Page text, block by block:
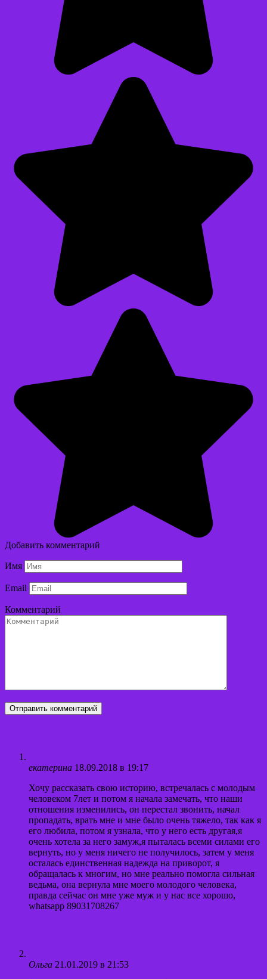
Добавить комментарий
Имя
Email
Комментарий
екатерина 18.09.2018 в 19:17
Хочу рассказать свою историю, встречалась с молодым
человеком 7лет и потом я начала замечать, что наши
отношения изменились, он перестал звонить, начал
пропадать, врать мне и мне было очень тяжело, так как я
его любила, потом я узнала, что у него есть другая,я
очень хотела за него замуж,я пыталась всеми силами его
вернуть, но у меня ничего не получилось, затем у меня
осталась единственная надежда на приворот, я
обращалась к многим, но мне реально помогла сильная
ведьма, она вернула мне моего молодого человека,
правда сейчас он мне уже муж и у нас все хорошо,
whatsapp 89031708267
Ольга 21.01.2019 в 21:53